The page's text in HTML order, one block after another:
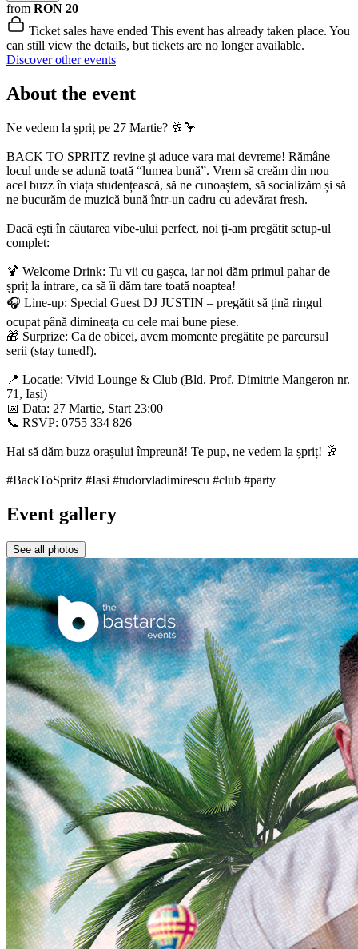
from RON 20
Ticket sales have ended This event has already taken place. You
can still view the details, but tickets are no longer available.
Discover other events
About the event
Ne vedem la șpriț pe 27 Martie? 🥂🦩
BACK TO SPRITZ revine și aduce vara mai devreme! Rămâne
locul unde se adună toată “lumea bună”. Vrem să creăm din nou
acel buzz în viața studențească, să ne cunoaștem, să socializăm și să
ne bucurăm de muzică bună într-un cadru cu adevărat fresh.
Dacă ești în căutarea vibe-ului perfect, noi ți-am pregătit setup-ul
complet:
🍹 Welcome Drink: Tu vii cu gașca, iar noi dăm primul pahar de
șpriț la intrare, ca să îi dăm tare toată noaptea!
🎧 Line-up: Special Guest DJ JUSTIN – pregătit să țină ringul
ocupat până dimineața cu cele mai bune piese.
🎁 Surprize: Ca de obicei, avem momente pregătite pe parcursul
serii (stay tuned!).
📍 Locație: Vivid Lounge & Club (Bld. Prof. Dimitrie Mangeron nr.
71, Iași)
📅 Data: 27 Martie, Start 23:00
📞 RSVP: 0755 334 826
Hai să dăm buzz orașului împreună! Te pup, ne vedem la șpriț! 🥂
#BackToSpritz #Iasi #tudorvladimirescu #club #party
Event gallery
See all photos